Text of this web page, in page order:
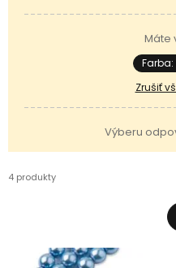
Máte
Zrušiť
Výberu
4 produkty